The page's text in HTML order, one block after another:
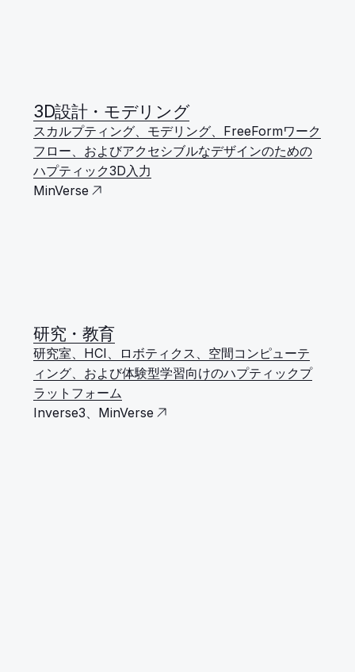
3D設計・モデリング
スカルプティング、モデリング、FreeFormワーク
フロー、およびアクセシブルなデザインのための
ハプティック3D入力
MinVerse
研究・教育
研究室、HCI、ロボティクス、空間コンピューテ
ィング、および体験型学習向けのハプティックプ
ラットフォーム
Inverse3、MinVerse